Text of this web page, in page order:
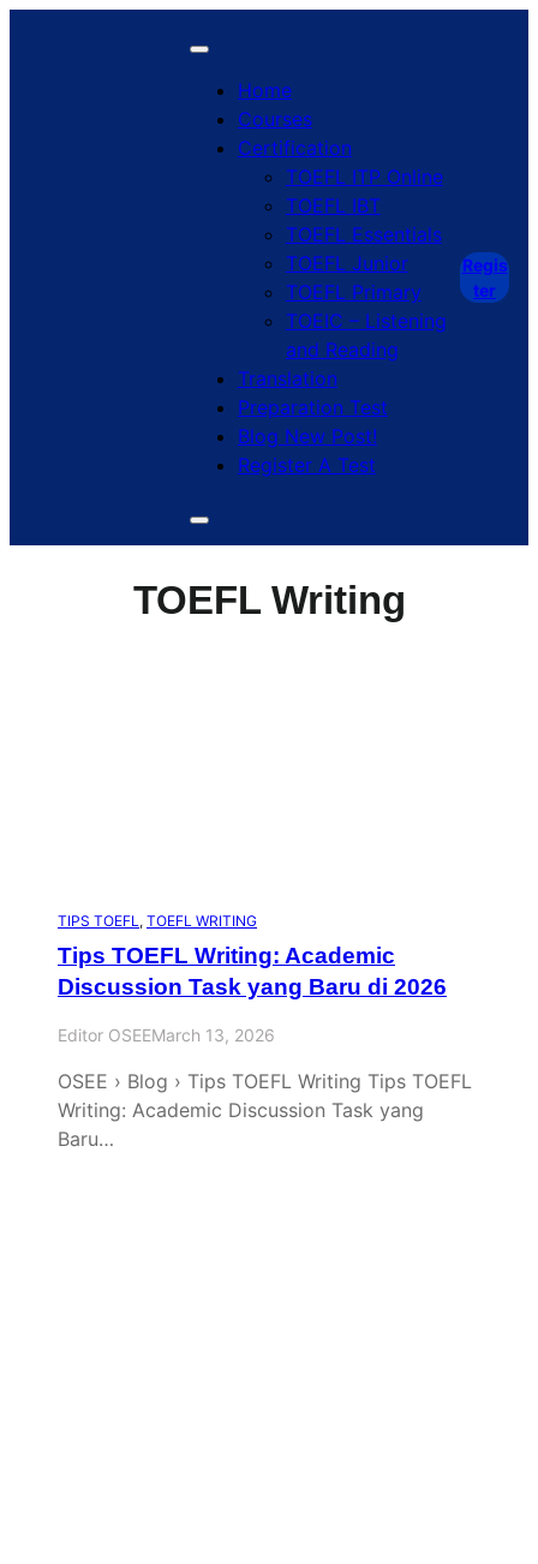
Home
Courses
Certification
TOEFL ITPOnline
TOEFL IBT
TOEFL Essentials
TOEFL Junior
TOEFL Primary
TOEIC – Listening
and Reading
Translation
Preparation Test
Blog New Post!
Register A Test
Regis
ter
TOEFL Writing
TIPS TOEFL , TOEFL WRITING
Tips TOEFL Writing: Academic
Discussion Task yang Baru di 2026
Editor OSEEMarch 13, 2026
OSEE › Blog › Tips TOEFL Writing Tips TOEFL
Writing: Academic Discussion Task yang
Baru…